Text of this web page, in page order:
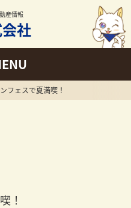
産情報
社
フェスで夏満喫！
！